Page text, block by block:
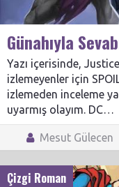
Günahıyla
Yazı içerisinde,
izlemeyenler için
izlemeden inceleme
uyarmış olayım. DC…
Mesut Gülecen
Çizgi Roman